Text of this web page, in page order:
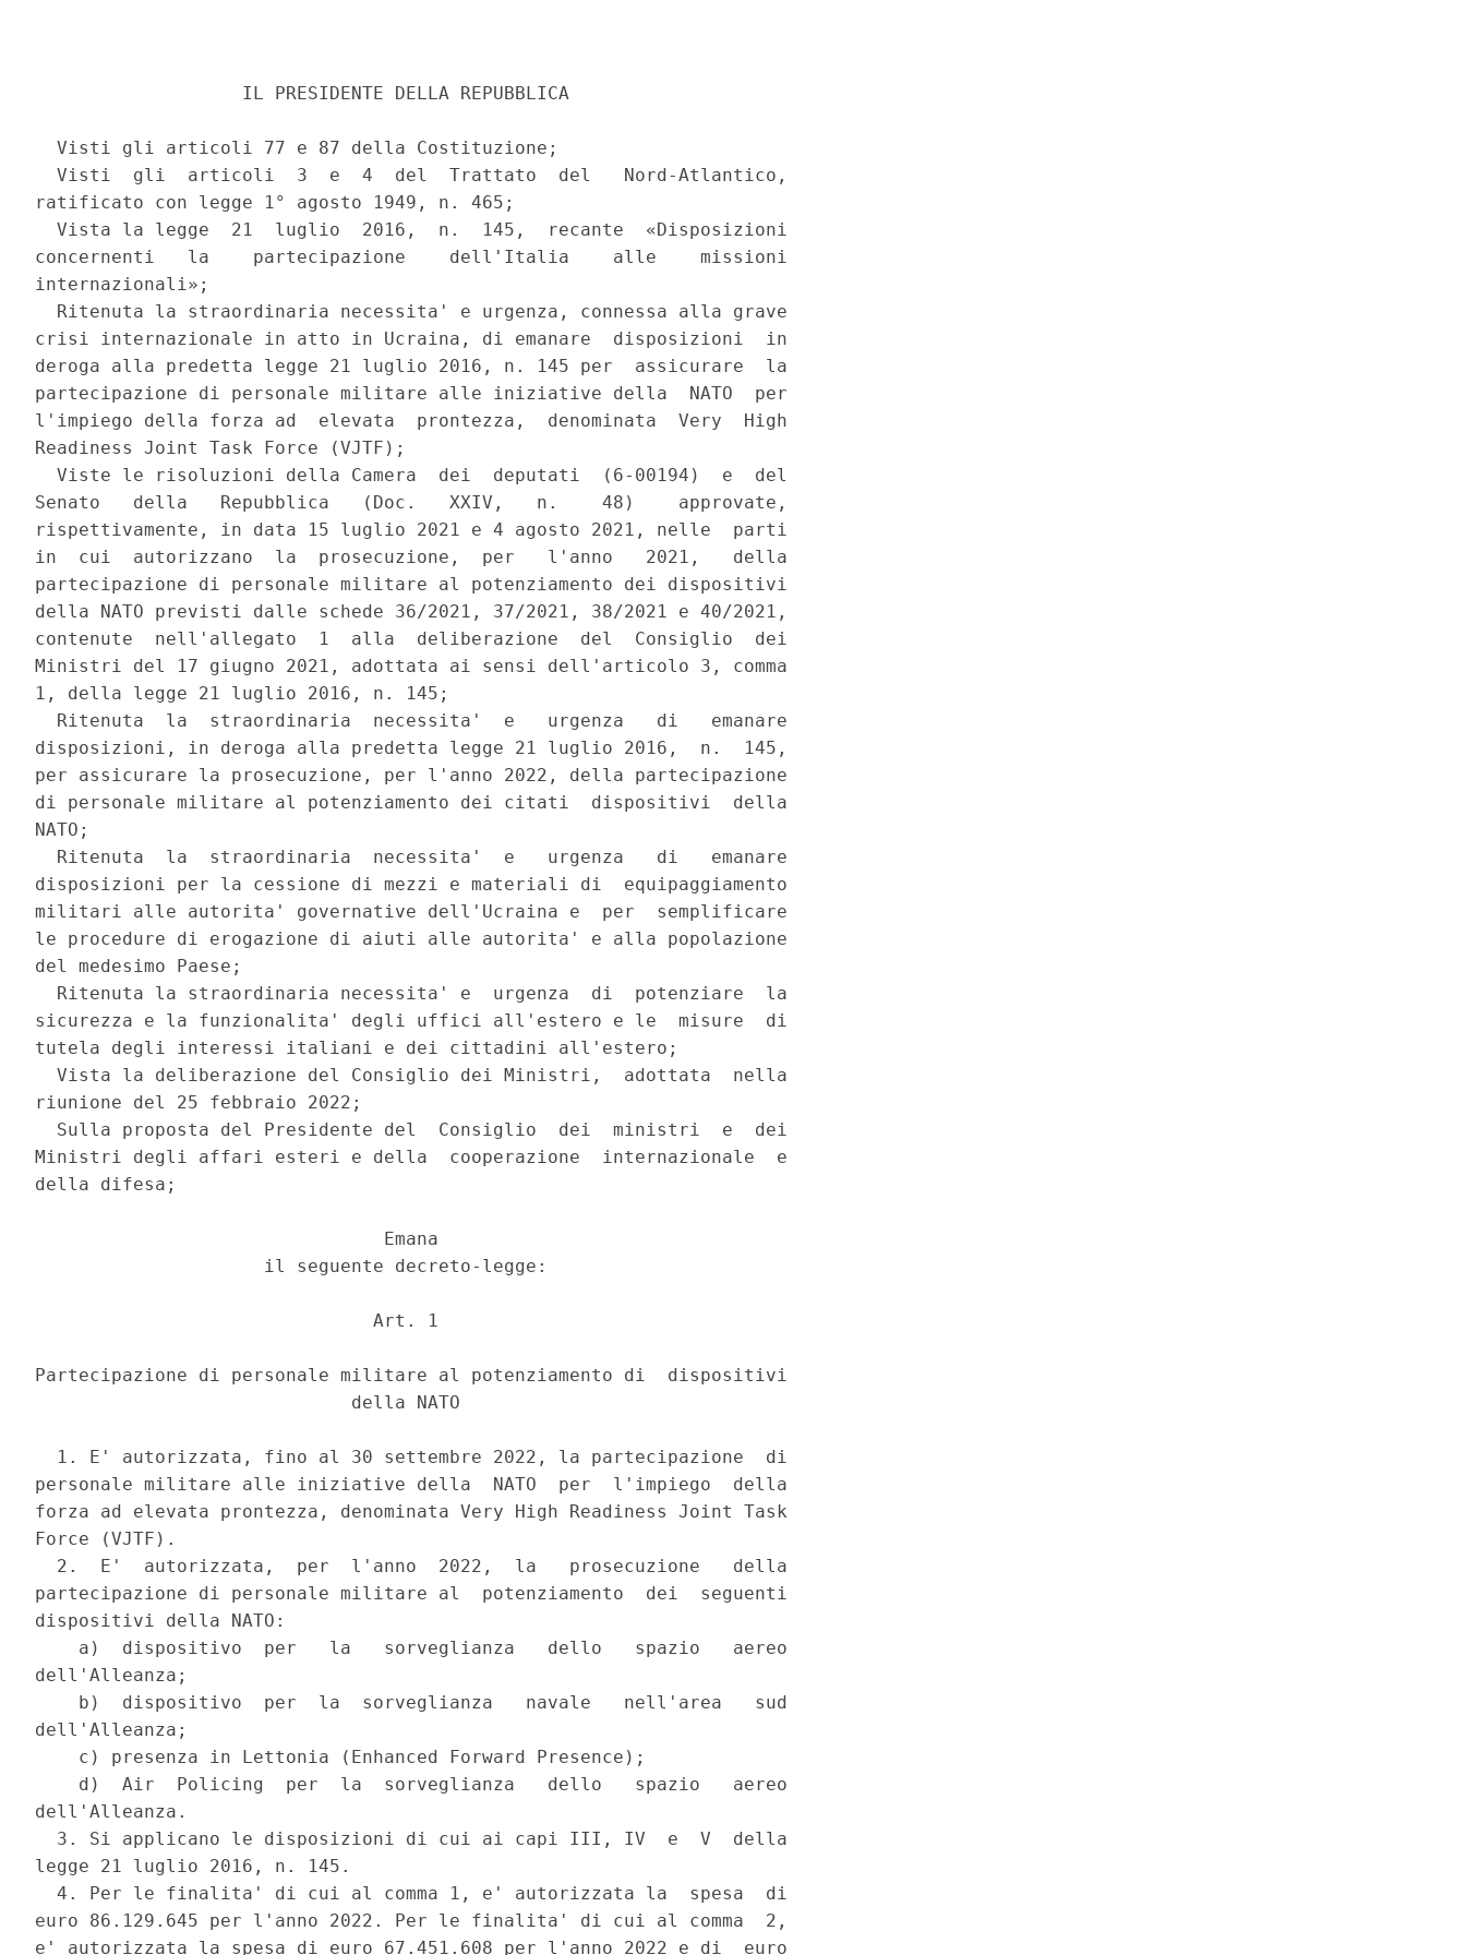
                   IL PRESIDENTE DELLA REPUBBLICA
  Visti gli articoli 77 e 87 della Costituzione;
  Visti  gli  articoli  3  e  4  del  Trattato  del   Nord-Atlantico,
ratificato con legge 1° agosto 1949, n. 465;
  Vista la legge  21  luglio  2016,  n.  145,  recante  «Disposizioni
concernenti   la    partecipazione    dell'Italia    alle    missioni
internazionali»;
  Ritenuta la straordinaria necessita' e urgenza, connessa alla grave
crisi internazionale in atto in Ucraina, di emanare  disposizioni  in
deroga alla predetta legge 21 luglio 2016, n. 145 per  assicurare  la
partecipazione di personale militare alle iniziative della  NATO  per
l'impiego della forza ad  elevata  prontezza,  denominata  Very  High
Readiness Joint Task Force (VJTF);
  Viste le risoluzioni della Camera  dei  deputati  (6-00194)  e  del
Senato   della   Repubblica   (Doc.   XXIV,   n.    48)    approvate,
rispettivamente, in data 15 luglio 2021 e 4 agosto 2021, nelle  parti
in  cui  autorizzano  la  prosecuzione,  per   l'anno   2021,   della
partecipazione di personale militare al potenziamento dei dispositivi
della NATO previsti dalle schede 36/2021, 37/2021, 38/2021 e 40/2021,
contenute  nell'allegato  1  alla  deliberazione  del  Consiglio  dei
Ministri del 17 giugno 2021, adottata ai sensi dell'articolo 3, comma
1, della legge 21 luglio 2016, n. 145;
  Ritenuta  la  straordinaria  necessita'  e   urgenza   di   emanare
disposizioni, in deroga alla predetta legge 21 luglio 2016,  n.  145,
per assicurare la prosecuzione, per l'anno 2022, della partecipazione
di personale militare al potenziamento dei citati  dispositivi  della
NATO;
  Ritenuta  la  straordinaria  necessita'  e   urgenza   di   emanare
disposizioni per la cessione di mezzi e materiali di  equipaggiamento
militari alle autorita' governative dell'Ucraina e  per  semplificare
le procedure di erogazione di aiuti alle autorita' e alla popolazione
del medesimo Paese;
  Ritenuta la straordinaria necessita' e  urgenza  di  potenziare  la
sicurezza e la funzionalita' degli uffici all'estero e le  misure  di
tutela degli interessi italiani e dei cittadini all'estero;
  Vista la deliberazione del Consiglio dei Ministri,  adottata  nella
riunione del 25 febbraio 2022;
  Sulla proposta del Presidente del  Consiglio  dei  ministri  e  dei
Ministri degli affari esteri e della  cooperazione  internazionale  e
della difesa;
                                Emana
                     il seguente decreto-legge:
                               Art. 1
Partecipazione di personale militare al potenziamento di  dispositivi
                             della NATO
  1. E' autorizzata, fino al 30 settembre 2022, la partecipazione  di
personale militare alle iniziative della  NATO  per  l'impiego  della
forza ad elevata prontezza, denominata Very High Readiness Joint Task
Force (VJTF).
  2.  E'  autorizzata,  per  l'anno  2022,  la   prosecuzione   della
partecipazione di personale militare al  potenziamento  dei  seguenti
dispositivi della NATO:
    a)  dispositivo  per   la   sorveglianza   dello   spazio   aereo
dell'Alleanza;
    b)  dispositivo  per  la  sorveglianza   navale   nell'area   sud
dell'Alleanza;
    c) presenza in Lettonia (Enhanced Forward Presence);
    d)  Air  Policing  per  la  sorveglianza   dello   spazio   aereo
dell'Alleanza.
  3. Si applicano le disposizioni di cui ai capi III, IV  e  V  della
legge 21 luglio 2016, n. 145.
  4. Per le finalita' di cui al comma 1, e' autorizzata la  spesa  di
euro 86.129.645 per l'anno 2022. Per le finalita' di cui al comma  2,
e' autorizzata la spesa di euro 67.451.608 per l'anno 2022 e di  euro